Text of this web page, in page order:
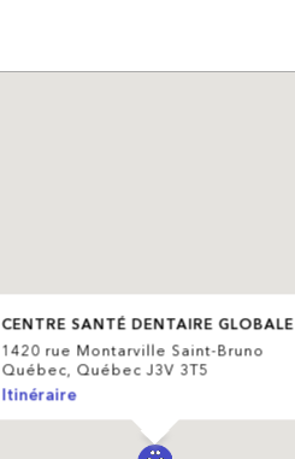
CENTRE SANTÉ DENTAIRE GLOBALE
1420 rue Montarville Saint-Bruno
Québec, Québec J3V 3T5
Itinéraire